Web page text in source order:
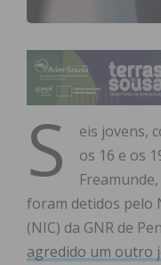
S
eis jovens,
os 16 e os
foram detidos pelo
(NIC) da GNR de
agredido um outro